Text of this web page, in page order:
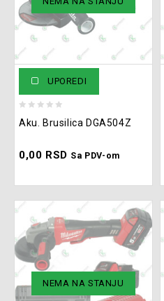
UPOREDI
out
5
Aku. Brusilica DGA504Z
0,00 RSD Sa PDV-om
NEMA NA STANJU